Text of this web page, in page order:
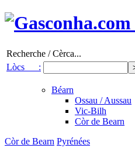
Recherche / Cèrca...
Lòcs :
Béarn
Ossau / Aussau
Vic-Bilh
Còr de Bearn
Còr de Bearn Pyrénées